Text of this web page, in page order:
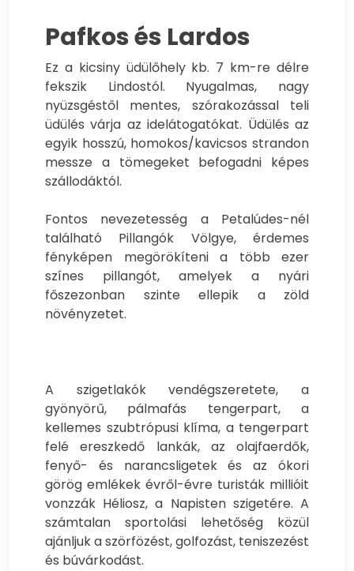
Pafkos és Lardos
Ez a kicsiny üdülőhely kb. 7 km-re délre
fekszik Lindostól. Nyugalmas, nagy
nyüzsgéstől mentes, szórakozással teli
üdülés várja az idelátogatókat. Üdülés az
egyik hosszú, homokos/kavicsos strandon
messze a tömegeket befogadni képes
szállodáktól.
Fontos nevezetesség a Petalúdes-nél
található Pillangók Völgye, érdemes
fényképen megörökíteni a több ezer
színes pillangót, amelyek a nyári
főszezonban szinte ellepik a zöld
növényzetet.
A szigetlakók vendégszeretete, a
gyönyörű, pálmafás tengerpart, a
kellemes szubtrópusi klíma, a tengerpart
felé ereszkedő lankák, az olajfaerdők,
fenyő- és narancsligetek és az ókori
görög emlékek évről-évre turisták millióit
vonzzák Héliosz, a Napisten szigetére. A
számtalan sportolási lehetőség közül
ajánljuk a szörfözést, golfozást, teniszezést
és búvárkodást.